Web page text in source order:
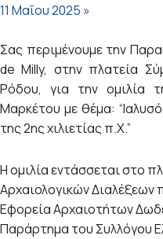
11 Μαΐου 2025 »
Σας περιμένουμε την
de Milly, στην πλατεία
Ρόδου, για την ομιλία
Μαρκέτου με θέμα:
της 2ης χιλιετίας π.Χ.”
Η ομιλία εντάσσεται στο
Αρχαιολογικών
Εφορεία Αρχαιοτήτων
Παράρτημα του Συλλόγου